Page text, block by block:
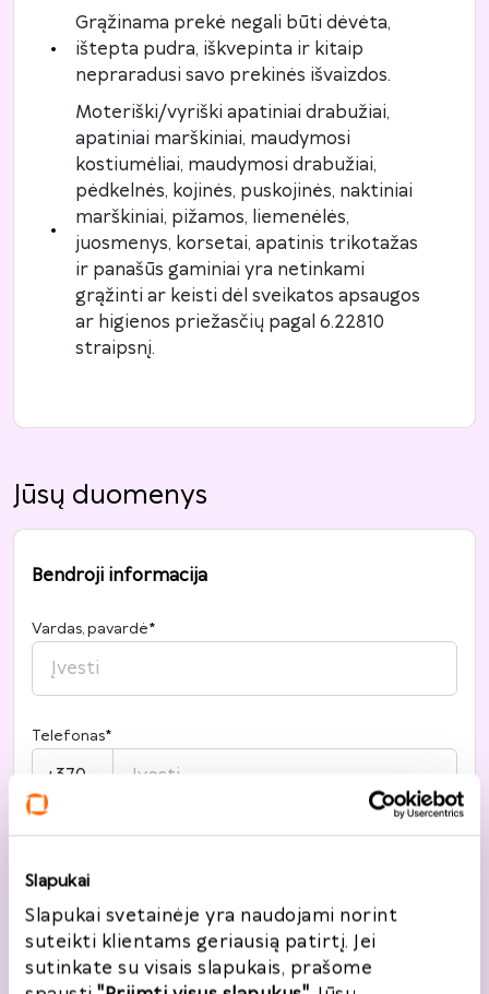
Slapukai
Slapukai svetainėje yra naudojami norint
suteikti klientams geriausią patirtį. Jei
sutinkate su visais slapukais, prašome
Grąžinama prekė negali būti dėvėta,
ištepta pudra, iškvepinta ir kitaip
nepraradusi savo prekinės išvaizdos.
Moteriški/vyriški apatiniai drabužiai,
apatiniai marškiniai, maudymosi
kostiumėliai, maudymosi drabužiai,
pėdkelnės, kojinės, puskojinės, naktiniai
marškiniai, pižamos, liemenėlės,
juosmenys, korsetai, apatinis trikotažas
ir panašūs gaminiai yra netinkami
grąžinti ar keisti dėl sveikatos apsaugos
ar higienos priežasčių pagal 6.22810
straipsnį.
Jūsų duomenys
Bendroji informacija
Vardas, pavardė*
Telefonas*
+370
Noriu registruotis